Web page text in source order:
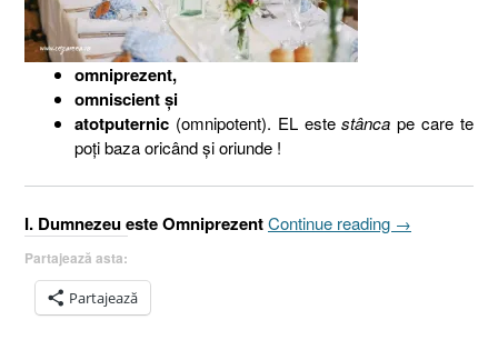
omniprezent,
omniscient şi
atotputernic (omnipotent). EL estestânca pe care te
poţi baza oricând şi oriunde !
I. Dumnezeu este OmniprezentContinue reading „Întemeierea
→
Partajează asta:
Partajează